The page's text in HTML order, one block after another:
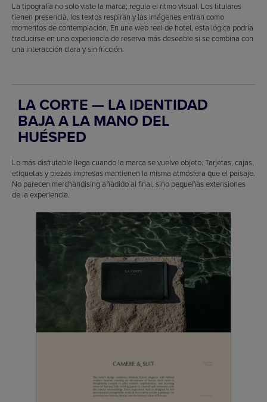
La tipografía no solo viste la marca; regula el ritmo visual. Los titulares
tienen presencia, los textos respiran y las imágenes entran como
momentos de contemplación. En una web real de hotel, esta lógica podría
traducirse en una experiencia de reserva más deseable si se combina con
una interacción clara y sin fricción.
LA CORTE — LA IDENTIDAD
BAJA A LA MANO DEL
HUÉSPED
Lo más disfrutable llega cuando la marca se vuelve objeto. Tarjetas, cajas,
etiquetas y piezas impresas mantienen la misma atmósfera que el paisaje.
No parecen merchandising añadido al final, sino pequeñas extensiones
de la experiencia.